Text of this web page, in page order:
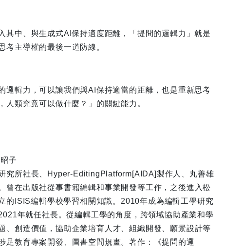
其中、與生成式AI保持適度距離，「提問的邏輯力」就是
考主導權的最後一道防線。
邏輯力，可以讓我們與AI保持適當的距離，也是重新思考
人類究竟可以做什麼？」的關鍵能力。
子
究所社長、Hyper-EditingPlatform[AIDA]製作人、丸善雄
曾在出版社從事書籍編輯和事業開發等工作，之後進入松
的ISIS編輯學校學習相關知識。2010年成為編輯工學研究
年就任社長。從編輯工學的角度，跨領域協助產業和學
、創造價值，協助企業培育人才、組織開發、願景設計等
足教育專案開發、圖書空間規畫。著作：《提問的邏